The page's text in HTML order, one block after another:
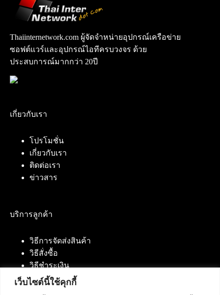
เว็บไซต์นี้ใช้คุกกี้
Thaiinternetwork.com ผู้จัดจำหน่ายอุปกรณ์เครือข่าย
ซอฟต์แวร์และอุปกรณ์ไอทีครบวงจร ด้วย
ประสบการณ์มากกว่า 20ปี
เกี่ยวกับเรา
โปรโมชั่น
เกี่ยวกับเรา
ติดต่อเรา
ข่าวสาร
บริการลูกค้า
วิธีการจัดส่งสินค้า
วิธีสั่งซื้อ
วิธีชำระเงิน